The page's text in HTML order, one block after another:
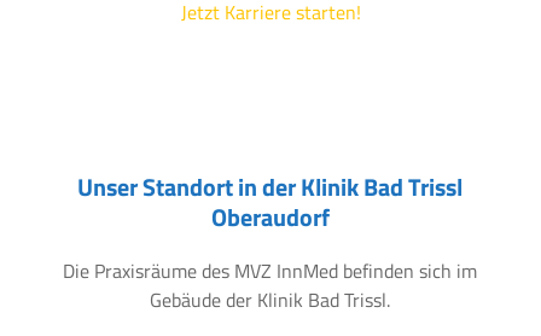
Jetzt Karriere starten!
Unser Standort in der Klinik Bad Trissl
Oberaudorf
Die Praxisräume des MVZ InnMed befinden sich im
Gebäude der Klinik Bad Trissl.